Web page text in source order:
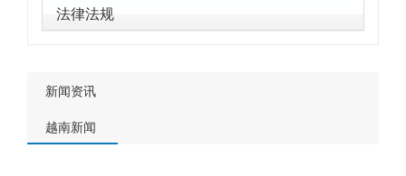
法律法规
新闻资讯
越南新闻